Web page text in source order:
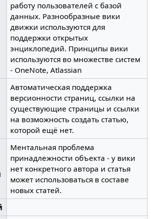
работу пользователей с базой
данных. Разнообразные вики
движки используются для
поддержки открытых
энциклопедий. Принципы вики
используются во множестве систем
- OneNote, Atlassian
Автоматическая поддержка
версионности страниц, ссылки на
существующие страницы и ссылки
на возможность создать статью,
которой ещё нет.
Ментальная проблема
принадлежности объекта - у вики
нет конкретного автора и статья
может использоваться в составе
новых статей.